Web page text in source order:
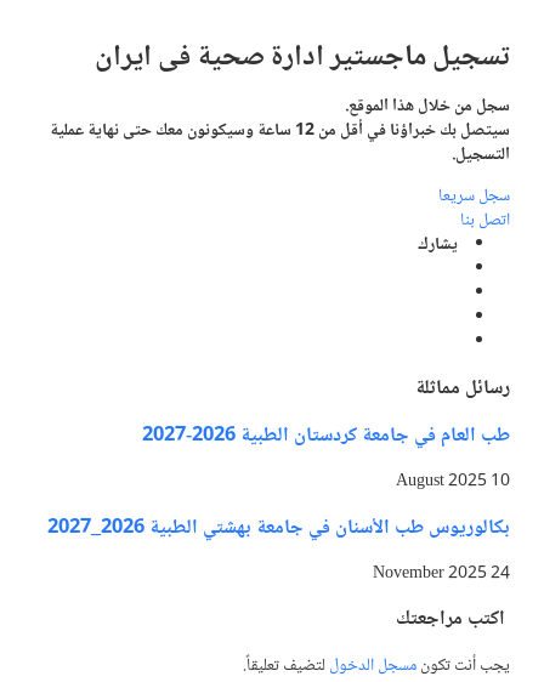
تسجيلماجستير ادارة صحيةفی ايران
سجل من خلال هذا الموقع.
سيتصل بك خبراؤنا في أقل من 12 ساعة وسيكونون معك حتى نهاية عملية
التسجيل.
سجل سريعا
اتصل بنا
يشارك
رسائل مماثلة
طب العام في جامعة كردستان الطبية 2026-2027
10 August 2025
بكالوريوس طب الأسنان في جامعة بهشتي الطبية 2026_2027
24 November 2025
اكتب مراجعتك
يجب أنت تكونمسجل الدخوللتضيف تعليقاً.